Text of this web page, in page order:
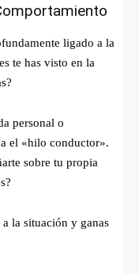
ligado a la
te has visto en la
personal o
el «hilo conductor».
sobre tu propia
la situación y ganas